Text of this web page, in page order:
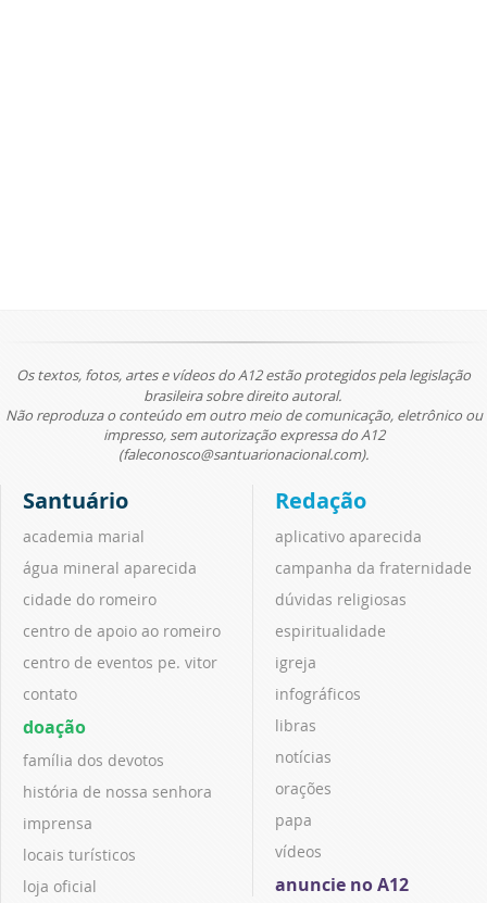
Os textos, fotos, artes e vídeos do A12 estão protegidos pela legislação
brasileira sobre direito autoral.
Não reproduza o conteúdo em outro meio de comunicação, eletrônico ou
impresso, sem autorização expressa do A12
(faleconosco@santuarionacional.com).
Santuário
academia marial
água mineral aparecida
cidade do romeiro
centro de apoio ao romeiro
centro de eventos pe. vitor
contato
doação
família dos devotos
história de nossa senhora
imprensa
locais turísticos
loja oficial
Redação
aplicativo aparecida
campanha da fraternidade
dúvidas religiosas
espiritualidade
igreja
infográficos
libras
notícias
orações
papa
vídeos
anuncie no A12